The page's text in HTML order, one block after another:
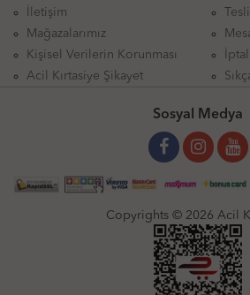
İletişim
Mağazalarımız
Kişisel Verilerin Korunması
Acil Kırtasiye Şikayet
Sosyal Medya
Copyrights © 2026 Acil